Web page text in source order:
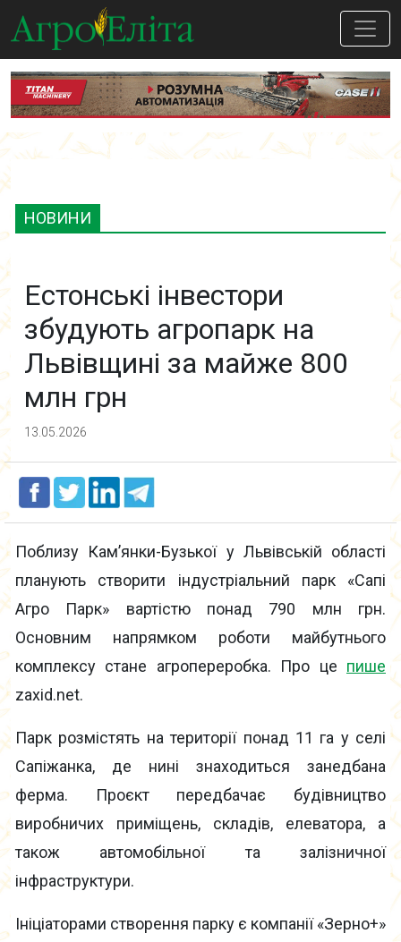
НОВИНИ
Естонські інвестори
збудують агропарк на
Львівщині за майже 800
млн грн
13.05.2026
Поблизу Кам’янки-Бузької у Львівській області
планують створити індустріальний парк «Сапі
Агро Парк» вартістю понад 790 млн грн.
Основним напрямком роботи майбутнього
комплексу стане агропереробка. Про це пише
zaxid.net.
Парк розмістять на території понад 11 га у селі
Сапіжанка, де нині знаходиться занедбана
ферма. Проєкт передбачає будівництво
виробничих приміщень, складів, елеватора, а
також автомобільної та залізничної
інфраструктури.
Ініціаторами створення парку є компанії «Зерно+»